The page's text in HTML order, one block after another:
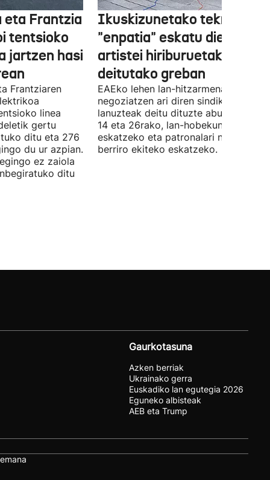
eta Frantzia
tentsioko
jartzen hasi
Frantziaren
linea
gertu
ditu eta 276
du ur azpian.
ez zaiola
ditu
Ikuskizunetako teknikariek
"enpatia" eskatu diete
artistei hiriburuetako
deitutako greban
EAEko lehen lan-hitzarmena
negoziatzen ari diren sindikatuek
lanuzteak deitu dituzte abuztuaren 5,
14 eta 26rako, lan-hobekuntzak
eskatzeko eta patronalari
berriro ekiteko eskatzeko.
Gaurkotasuna
Azken berriak
Ukrainako gerra
Euskadiko lan egutegia 2026
Eguneko albisteak
AEB eta Trump